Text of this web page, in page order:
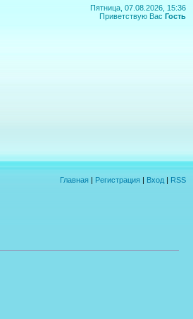
Пятница, 07.08.2026, 15:36
Приветствую Вас Гость
Главная | Регистрация | Вход | RSS